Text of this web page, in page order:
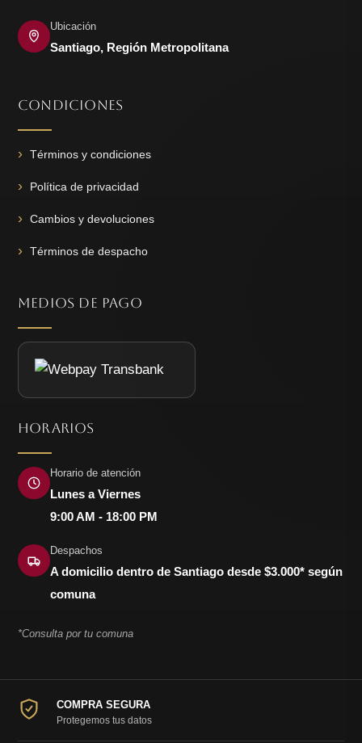
Ubicación
Santiago, Región Metropolitana
CONDICIONES
Términos y condiciones
Política de privacidad
Cambios y devoluciones
Términos de despacho
MEDIOS DE PAGO
HORARIOS
Horario de atención
Lunes a Viernes
9:00 AM - 18:00 PM
Despachos
A domicilio dentro de Santiago desde $3.000* según
comuna
*Consulta por tu comuna
COMPRA SEGURA
Protegemos tus datos